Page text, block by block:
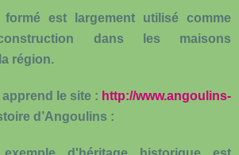
est largement utilisé comme
dans les maisons
région.
le site : http://www.angoulins-
d’Angoulins :